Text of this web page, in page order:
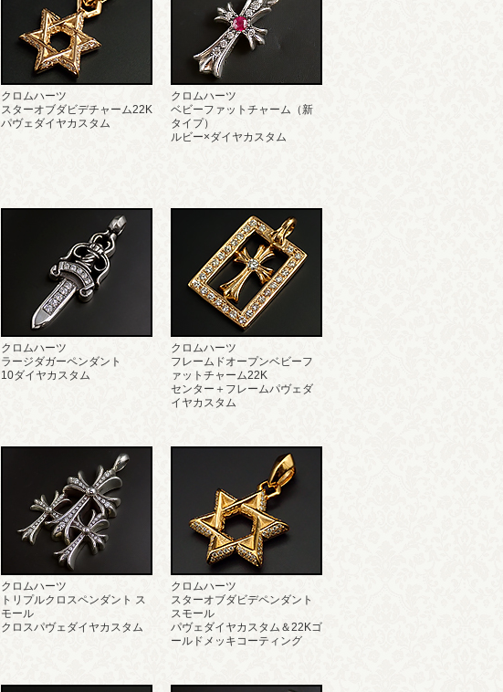
クロムハーツ
スターオブダビデチャーム22K
パヴェダイヤカスタム
クロムハーツ
ベビーファットチャーム（新
タイプ）
ルビー×ダイヤカスタム
クロムハーツ
ラージダガーペンダント
10ダイヤカスタム
クロムハーツ
フレームドオープンベビーフ
ァットチャーム22K
センター＋フレームパヴェダ
イヤカスタム
クロムハーツ
トリプルクロスペンダント ス
モール
クロスパヴェダイヤカスタム
クロムハーツ
スターオブダビデペンダント
スモール
パヴェダイヤカスタム＆22Kゴ
ールドメッキコーティング